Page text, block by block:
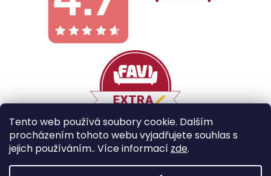
Tento web používá soubory cookie. Dalším
procházením tohoto webu vyjadřujete souhlas s
jejich používáním.. Více informací zde.
Vytvořil Shoptet